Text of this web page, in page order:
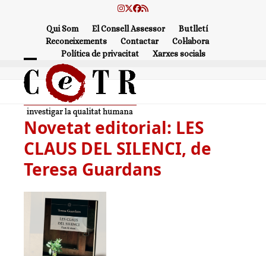
Instagram
Twitter
Facebook
RSS
Qui Som El Consell Assessor
Butlletí
Reconeixements
Contactar
Col·labora
Política de privacitat
Xarxes socials
Open
mobile
menu
Close
mobile
menu
Novetat editorial: LES
CLAUS DEL SILENCI, de
Teresa Guardans